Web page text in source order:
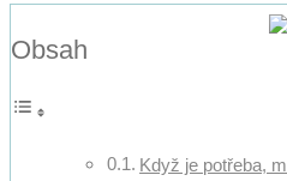
Obsah
Když je potřeba,